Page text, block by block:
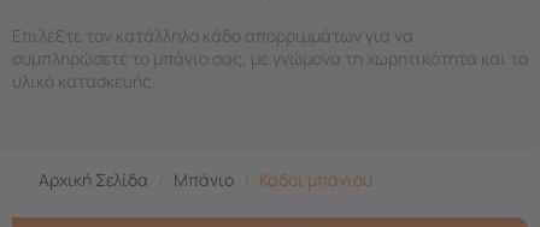
Επιλέξτε τον κατάλληλο κάδο απορριμμάτων για να
συμπληρώσετε το μπάνιο σας, με γνώμονα τη χωρητικότητα και το
υλικό κατασκευής.
Αρχική Σελίδα Μπάνιο Κάδοι μπάνιου